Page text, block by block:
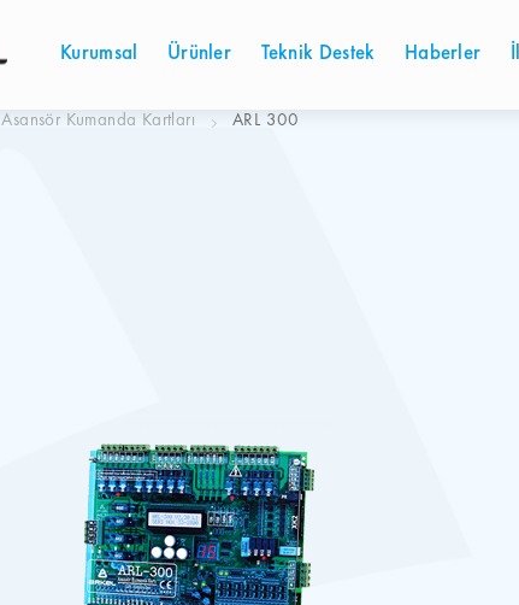
Asansör Kumanda Kartları ARL 300
Kurumsal Ürünler Teknik Destek Haberler